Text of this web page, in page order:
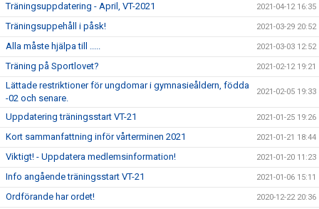
Träningsuppdatering - April, VT-2021 2021-04-12 16:35
Träningsuppehåll i påsk! 2021-03-29 20:52
Alla måste hjälpa till ..... 2021-03-03 12:52
Träning på Sportlovet? 2021-02-12 19:21
Lättade restriktioner för ungdomar i gymnasieåldern, födda
-02 och senare.
2021-02-05 19:33
Uppdatering träningsstart VT-21 2021-01-25 19:26
Kort sammanfattning inför vårterminen 2021 2021-01-21 18:44
Viktigt! - Uppdatera medlemsinformation! 2021-01-20 11:23
Info angående träningsstart VT-21 2021-01-06 15:11
Ordförande har ordet! 2020-12-22 20:36